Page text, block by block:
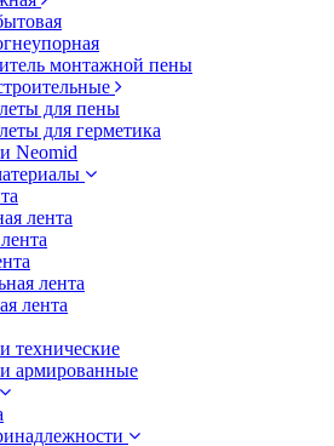
монтажной пены
для пены
для герметика
Neomid
лента
лента
лента
технические
армированные